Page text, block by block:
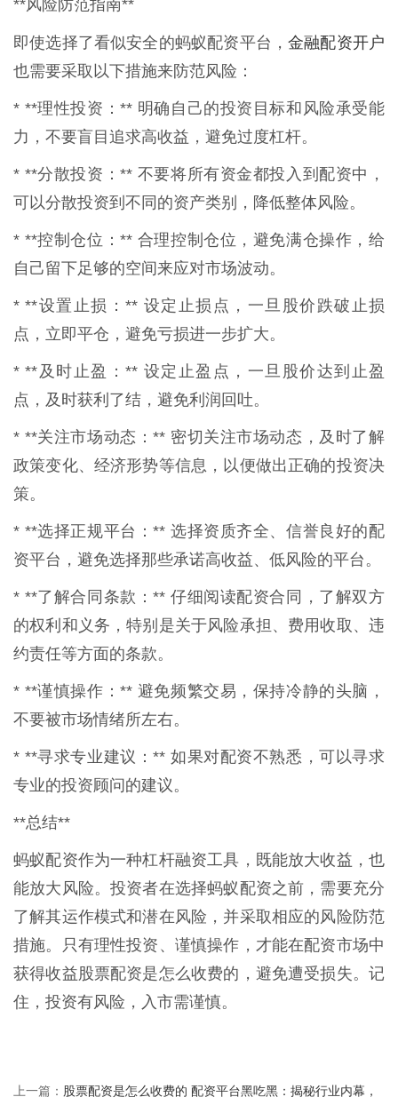
**风险防范指南**
即使选择了看似安全的蚂蚁配资平台，金融配资开户
也需要采取以下措施来防范风险：
* **理性投资：** 明确自己的投资目标和风险承受能
力，不要盲目追求高收益，避免过度杠杆。
* **分散投资：** 不要将所有资金都投入到配资中，
可以分散投资到不同的资产类别，降低整体风险。
* **控制仓位：** 合理控制仓位，避免满仓操作，给
自己留下足够的空间来应对市场波动。
* **设置止损：** 设定止损点，一旦股价跌破止损
点，立即平仓，避免亏损进一步扩大。
* **及时止盈：** 设定止盈点，一旦股价达到止盈
点，及时获利了结，避免利润回吐。
* **关注市场动态：** 密切关注市场动态，及时了解
政策变化、经济形势等信息，以便做出正确的投资决
策。
* **选择正规平台：** 选择资质齐全、信誉良好的配
资平台，避免选择那些承诺高收益、低风险的平台。
* **了解合同条款：** 仔细阅读配资合同，了解双方
的权利和义务，特别是关于风险承担、费用收取、违
约责任等方面的条款。
* **谨慎操作：** 避免频繁交易，保持冷静的头脑，
不要被市场情绪所左右。
* **寻求专业建议：** 如果对配资不熟悉，可以寻求
专业的投资顾问的建议。
**总结**
蚂蚁配资作为一种杠杆融资工具，既能放大收益，也
能放大风险。投资者在选择蚂蚁配资之前，需要充分
了解其运作模式和潜在风险，并采取相应的风险防范
措施。只有理性投资、谨慎操作，才能在配资市场中
获得收益股票配资是怎么收费的，避免遭受损失。记
住，投资有风险，入市需谨慎。
上一篇： 股票配资是怎么收费的 配资平台黑吃黑：揭秘行业内幕，